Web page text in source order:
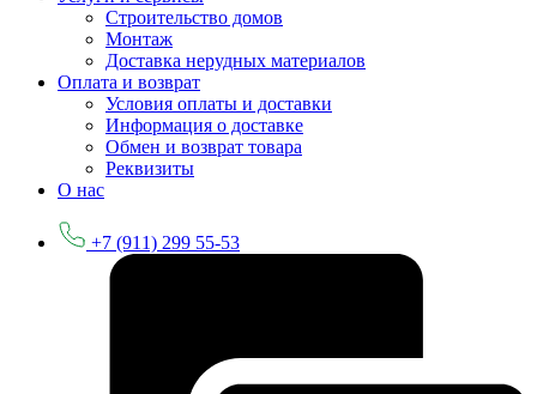
Строительство домов
Монтаж
Доставка нерудных материалов
Оплата и возврат
Условия оплаты и доставки
Информация о доставке
Обмен и возврат товара
Реквизиты
О нас
+7 (911) 299 55-53